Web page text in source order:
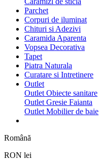
Parchet
Corpuri de iluminat
Chituri si Adezivi
Caramida Aparenta
Vopsea Decorativa
Tapet
Piatra Naturala
Curatare si Intretinere
Outlet
Outlet Obiecte sanitare
Outlet Gresie Faianta
Outlet Mobilier de baie
Română
RON lei